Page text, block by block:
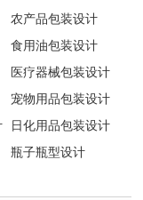
农产品包装设计
食用油包装设计
医疗器械包装设计
宠物用品包装设计
日化用品包装设计
瓶子瓶型设计